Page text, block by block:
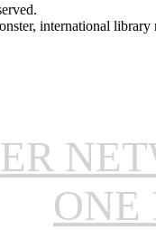
international library
ONE